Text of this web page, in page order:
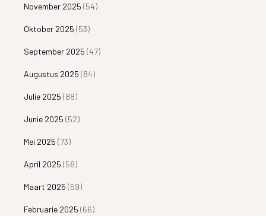
November 2025 (54)
Oktober 2025 (53)
September 2025 (47)
Augustus 2025 (84)
Julie 2025 (88)
Junie 2025 (52)
Mei 2025 (73)
April 2025 (58)
Maart 2025 (59)
Februarie 2025 (66)